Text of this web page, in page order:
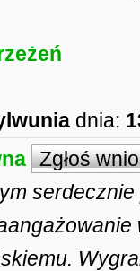
dnia:
Zgłoś